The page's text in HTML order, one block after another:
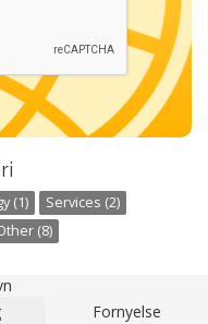
(1)
Services (2)
(8)
Fornyelse